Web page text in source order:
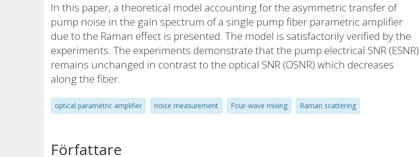
In this paper, a theoretical model accounting for the asymmetric transfer of
pump noise in the gain spectrum of a single pump fiber parametric amplifier
due to the Raman effect is presented. The model is satisfactorily verified by the
experiments. The experiments demonstrate that the pump electrical SNR (ESNR)
remains unchanged in contrast to the optical SNR (OSNR) which decreases
along the fiber.
optical parametric amplifier noise measurement Four-wave mixing Raman scattering
Författare